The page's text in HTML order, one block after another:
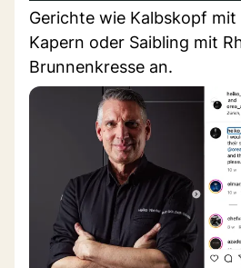
Gerichte wie Kalbskopf mit
Kapern oder Saibling mit
Brunnenkresse an.